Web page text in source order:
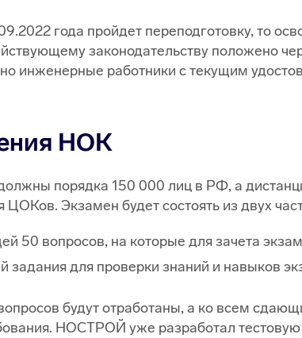
года пройдет переподготовку, то
законодательству положено
инженерные работники с текущим
НОК
порядка 150 000 лиц в РФ, а
Экзамен будет состоять из двух
50 вопросов, на которые для зачета
задания для проверки знаний и навыков
будут отработаны, а ко всем
НОСТРОЙ уже разработал